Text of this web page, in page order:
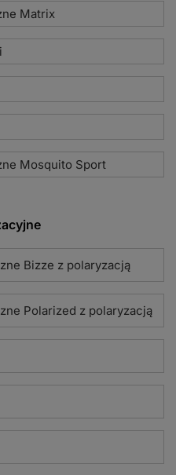
Matrix
Mosquito Sport
Bizze z polaryzacją
Polarized z polaryzacją